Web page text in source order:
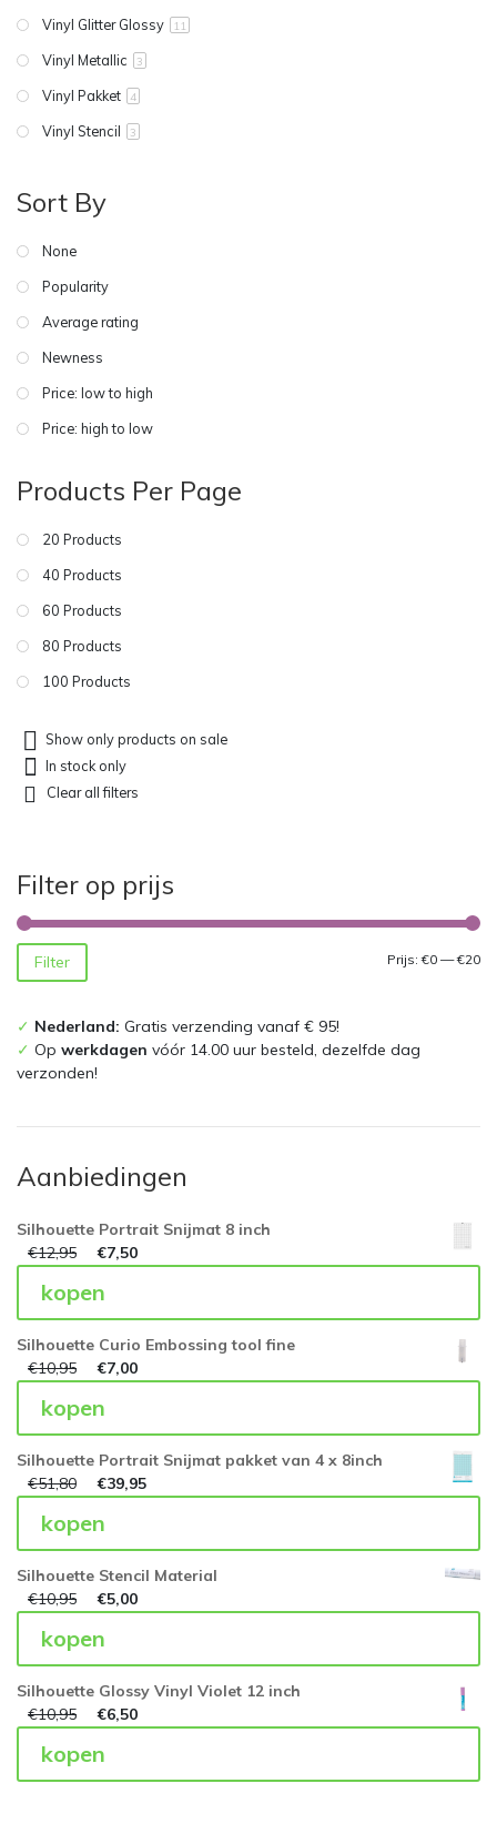
Vinyl Glitter Glossy 11
Vinyl Metallic 3
Vinyl Pakket 4
Vinyl Stencil 3
Sort By
None
Popularity
Average rating
Newness
Price: low to high
Price: high to low
Products Per Page
20 Products
40 Products
60 Products
80 Products
100 Products
Show only products on sale
In stock only
Clear all filters
Filter op prijs
Filter Prijs:€0 —€20
✓ Nederland: Gratis verzending vanaf € 95!
✓ Op werkdagen vóór 14.00 uur besteld, dezelfde dag
verzonden!
Aanbiedingen
Silhouette Portrait Snijmat 8 inch
€12,95 €7,50
kopen
Silhouette Curio Embossing tool fine
€10,95 €7,00
kopen
Silhouette Portrait Snijmat pakket van 4 x 8inch
€51,80 €39,95
kopen
Silhouette Stencil Material
€10,95 €5,00
kopen
Silhouette Glossy Vinyl Violet 12 inch
€10,95 €6,50
kopen